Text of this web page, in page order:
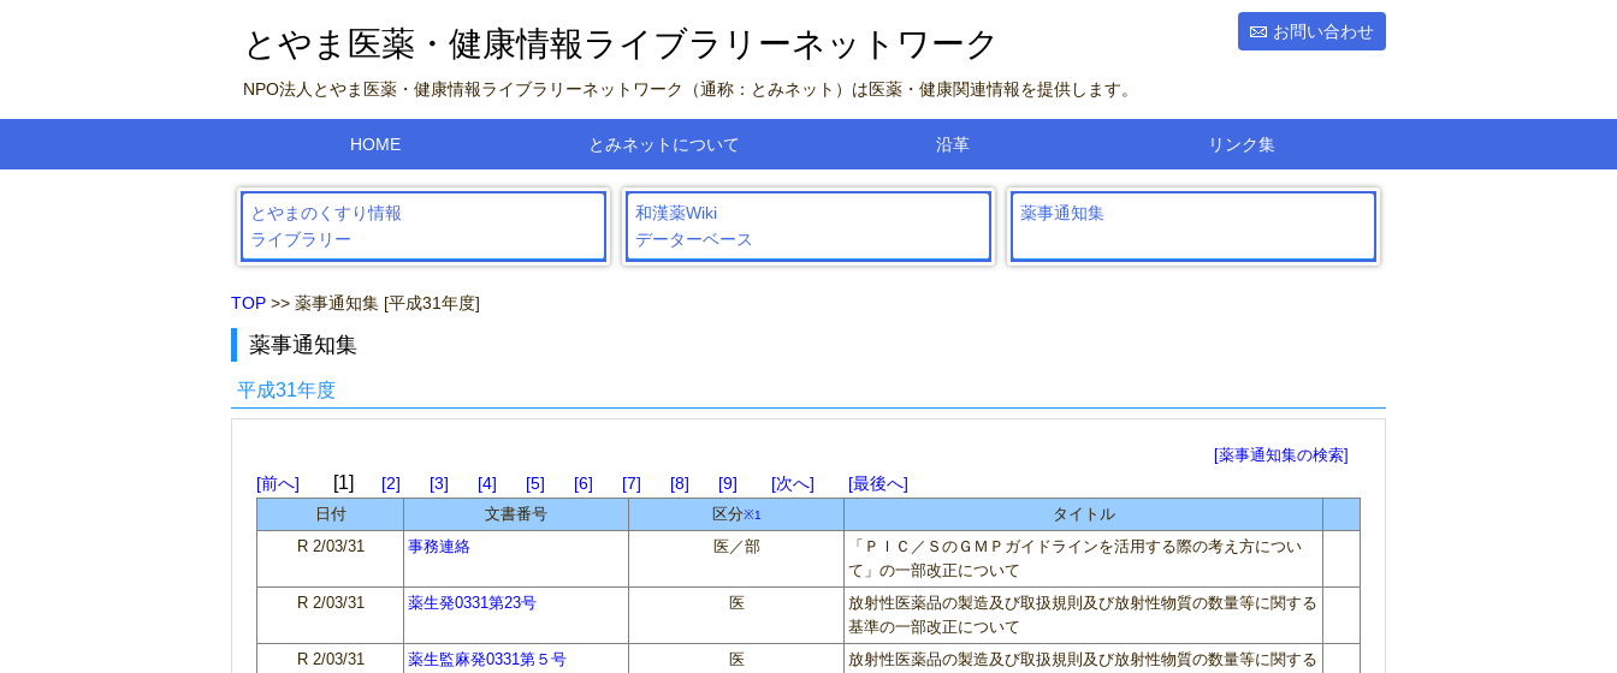
とやま医薬・健康情報ライブラリーネットワーク お問い合わせ
NPO法人とやま医薬・健康情報ライブラリーネットワーク（通称：とみネット）は医薬・健康関連情報を提供します。
HOME とみネットについて 沿革 リンク集
とやまのくすり情報
ライブラリー
和漢薬Wiki
データーベース
薬事通知集
TOP >> 薬事通知集 [平成31年度]
薬事通知集
平成31年度
[薬事通知集の検索]
前へ 1 2 3 4 5 6 7 8 9 次へ 最後へ
日付 文書番号 区分※1
タイトル
R 2/03/31
事務連絡 医／部
「ＰＩＣ／ＳのＧＭＰガイドラインを活用する際の考え方につい
て」の一部改正について
R 2/03/31
薬生発0331第23号 医
放射性医薬品の製造及び取扱規則及び放射性物質の数量等に関する
基準の一部改正について
R 2/03/31
薬生監麻発0331第５号 医
放射性医薬品の製造及び取扱規則及び放射性物質の数量等に関する